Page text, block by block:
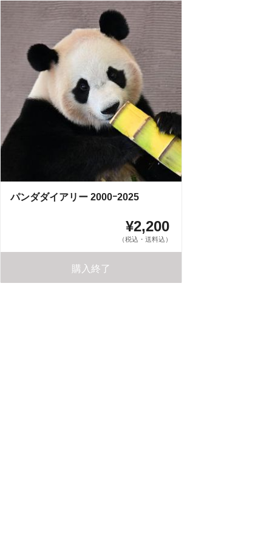
パンダダイアリー 2000ｰ2025
¥2,200
（税込・送料込）
購入終了